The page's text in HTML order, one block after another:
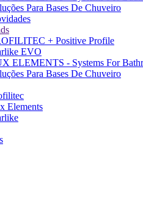
Para Bases De Chuveiro
+ Positive Profile
EVO
ELEMENTS - Systems For
Para Bases De Chuveiro
Elements